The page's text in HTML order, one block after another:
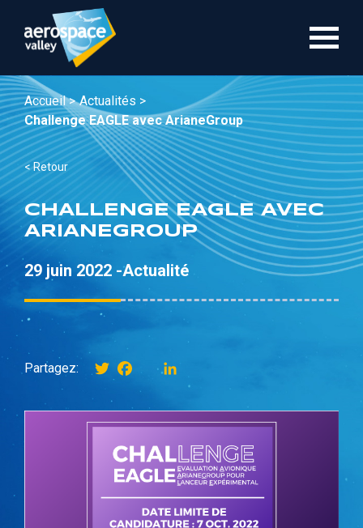
contenu
Accueil > Actualités >
Challenge EAGLE avec ArianeGroup
< Retour
CHALLENGE EAGLE AVEC
ARIANEGROUP
29 juin 2022 -Actualité
Partagez: TwitterFacebookinstagram